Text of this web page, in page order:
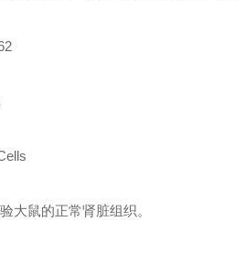
大鼠的正常肾脏组织。